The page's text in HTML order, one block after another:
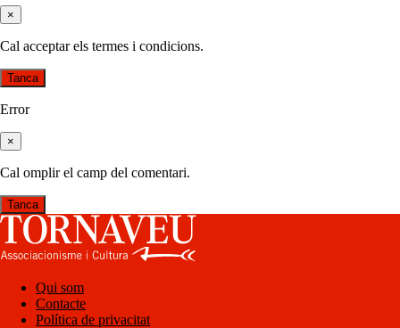
×
Cal acceptar els termes i condicions.
Tanca
Error
×
Cal omplir el camp del comentari.
Tanca
Qui som
Contacte
Política de privacitat